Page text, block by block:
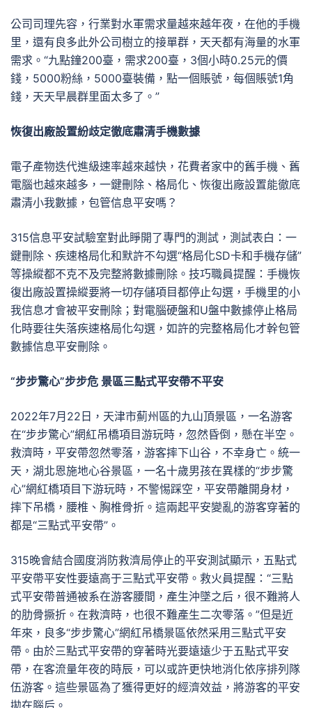
公司司理先容，行業對水軍需求量越來越年夜，在他的手機
里，還有良多此外公司樹立的接單群，天天都有海量的水軍
需求。“九點鐘200臺，需求200臺，3個小時0.25元的價
錢，5000粉絲，5000臺裝備，點一個賬號，每個賬號1角
錢，天天早晨群里面太多了。”
恢復出廠設置紛歧定徹底肅清手機數據
電子產物迭代進級速率越來越快，花費者家中的舊手機、舊
電腦也越來越多，一鍵刪除、格局化、恢復出廠設置能徹底
肅清小我數據，包管信息平安嗎？
315信息平安試驗室對此睜開了專門的測試，測試表白：一
鍵刪除、疾速格局化和默許不勾選“格局化SD卡和手機存儲”
等操縱都不克不及完整將數據刪除。技巧職員提醒：手機恢
復出廠設置操縱要將一切存儲項目都停止勾選，手機里的小
我信息才會被平安刪除；對電腦硬盤和U盤中數據停止格局
化時要往失落疾速格局化勾選，如許的完整格局化才幹包管
數據信息平安刪除。
“步步驚心”步步危 景區三點式平安帶不平安
2022年7月22日，天津市薊州區的九山頂景區，一名游客
在“步步驚心”網紅吊橋項目游玩時，忽然昏倒，懸在半空。
救濟時，平安帶忽然零落，游客摔下山谷，不幸身亡。統一
天，湖北恩施地心谷景區，一名十歲男孩在異樣的“步步驚
心”網紅橋項目下游玩時，不警惕踩空，平安帶離開身材，
摔下吊橋，腰椎、胸椎骨折。這兩起平安變亂的游客穿著的
都是“三點式平安帶”。
315晚會結合國度消防救濟局停止的平安測試顯示，五點式
平安帶平安性要遠高于三點式平安帶。救火員提醒：“三點
式平安帶普通被系在游客腰間，產生沖墜之后，很不難將人
的肋骨撅折。在救濟時，也很不難產生二次零落。”但是近
年來，良多“步步驚心”網紅吊橋景區依然采用三點式平安
帶。由於三點式平安帶的穿著時光要遠遠少于五點式平安
帶，在客流量年夜的時辰，可以或許更快地消化依序排列隊
伍游客。這些景區為了獲得更好的經濟效益，將游客的平安
拋在腦后。